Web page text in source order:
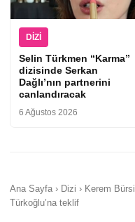
DIZI
Selin Türkmen “Karma”
dizisinde Serkan
Dağlı’nın partnerini
canlandıracak
6 Ağustos 2026
Ana Sayfa › Dizi › Kerem
Türkoğlu’na teklif